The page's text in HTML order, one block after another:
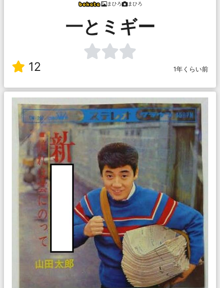
まひろ まひろ
一とミギー
12 1年くらい前